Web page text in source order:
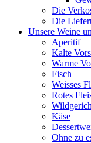
Die
Die
Unsere Weine
Aperitif
Kalte
Warme
Fisch
Weisses
Rotes
Käse
Ohne zu